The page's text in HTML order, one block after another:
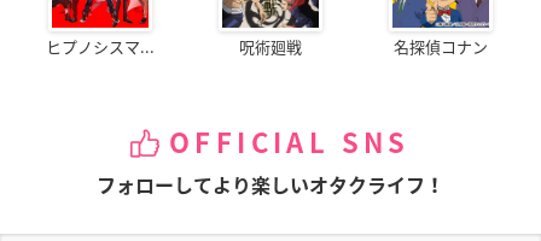
ヒプノシスマ... 呪術廻戦 名探偵コナン
OFFICIAL SNS
フォローしてより楽しいオタクライフ！